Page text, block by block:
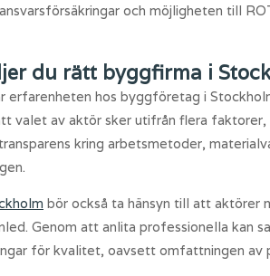
och möjligheten till
du rätt byggfirma i
erfarenheten hos byggföretag i
valet av aktör sker utifrån flera
kring arbetsmetoder,
bör också ta hänsyn till att aktörer
Genom att anlita professionella kan
för kvalitet, oavsett omfattningen av